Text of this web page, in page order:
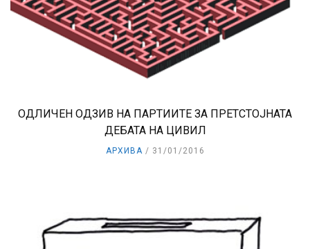
ОДЛИЧЕН ОДЗИВ НА ПАРТИИТЕ ЗА ПРЕТСТОЈНАТА
ДЕБАТА НА ЦИВИЛ
АРХИВА 31/01/2016